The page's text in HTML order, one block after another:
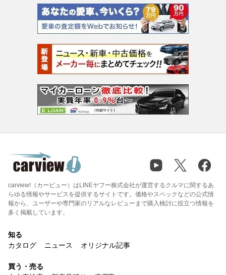
carview!（カービュー）はLINEヤフー株式会社が運営するクルマに関するあ
らゆる情報やサービスを提供するサイトです。価格やスペックなどの公式情
報から、ユーザーや専門家のリアルなレビューまで購入検討に役立つ情報を
多く掲載しています。
知る
カタログ
ニュース オリジナル記事
買う・売る